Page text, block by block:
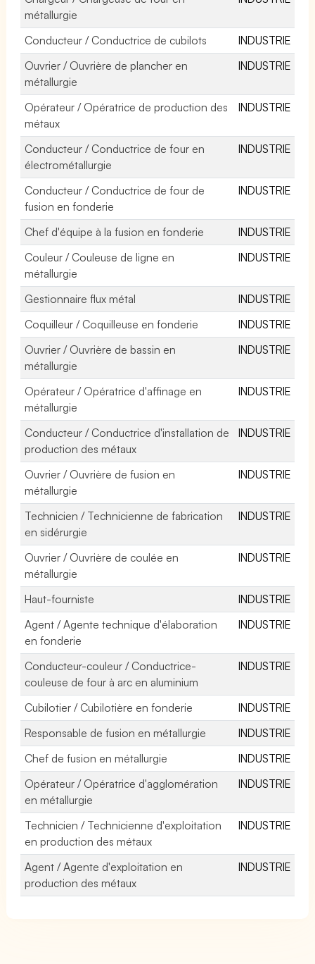
métallurgie
Conducteur / Conductrice de cubilots
INDUSTRIE
Ouvrier / Ouvrière de plancher en
métallurgie
INDUSTRIE
Opérateur / Opératrice de production des
métaux
INDUSTRIE
Conducteur / Conductrice de four en
électrométallurgie
INDUSTRIE
Conducteur / Conductrice de four de
fusion en fonderie
INDUSTRIE
Chef d'équipe à la fusion en fonderie
INDUSTRIE
Couleur / Couleuse de ligne en
métallurgie
INDUSTRIE
Gestionnaire flux métal
INDUSTRIE
Coquilleur / Coquilleuse en fonderie
INDUSTRIE
Ouvrier / Ouvrière de bassin en
métallurgie
INDUSTRIE
Opérateur / Opératrice d'affinage en
métallurgie
INDUSTRIE
Conducteur / Conductrice d'installation de
production des métaux
INDUSTRIE
Ouvrier / Ouvrière de fusion en
métallurgie
INDUSTRIE
Technicien / Technicienne de fabrication
en sidérurgie
INDUSTRIE
Ouvrier / Ouvrière de coulée en
métallurgie
INDUSTRIE
Haut-fourniste
INDUSTRIE
Agent / Agente technique d'élaboration
en fonderie
INDUSTRIE
Conducteur-couleur / Conductrice-
couleuse de four à arc en aluminium
INDUSTRIE
Cubilotier / Cubilotière en fonderie
INDUSTRIE
Responsable de fusion en métallurgie
INDUSTRIE
Chef de fusion en métallurgie
INDUSTRIE
Opérateur / Opératrice d'agglomération
en métallurgie
INDUSTRIE
Technicien / Technicienne d'exploitation
en production des métaux
INDUSTRIE
Agent / Agente d'exploitation en
production des métaux
INDUSTRIE